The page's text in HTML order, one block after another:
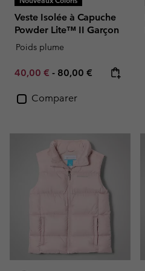
Veste Isolée à Capuche
Powder Lite™ II Garçon
Poids plume
Minimum sale price:
40,00 € - Maximum price:
80,00 €
Comparer